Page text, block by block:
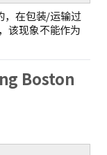
，在包装/运输过
该现象不能作为
Boston